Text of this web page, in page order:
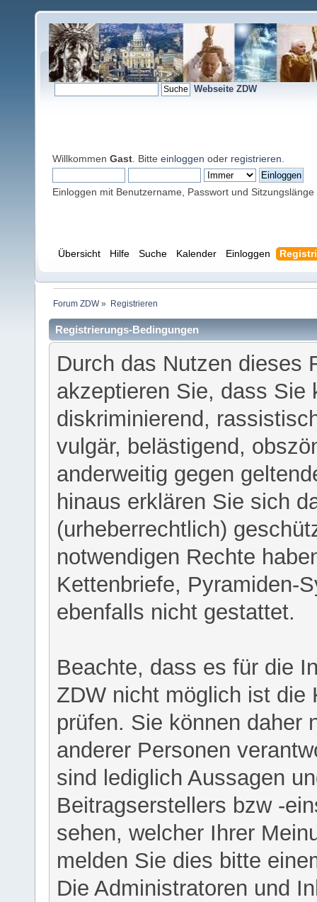
Webseite ZDW
Willkommen Gast . Bitte einloggen oder registrieren
Einloggen mit Benutzername, Passwort und Sitzungslänge
Übersicht Hilfe Suche Kalender Einloggen
Forum ZDW» Registrieren
Registrierungs-Bedingungen
Durch das Nutzen dieses
akzeptieren Sie, dass Sie
diskriminierend,
vulgär, belästigend,
anderweitig gegen
hinaus erklären Sie sich
(urheberrechtlich)
notwendigen Rechte
Kettenbriefe, Pyramiden-
ebenfalls nicht gestattet.
Beachte, dass es für die
ZDW nicht möglich ist die
prüfen. Sie können daher
anderer Personen
sind lediglich Aussagen
Beitragserstellers bzw -
sehen, welcher Ihrer
melden Sie dies bitte
Die Administratoren und